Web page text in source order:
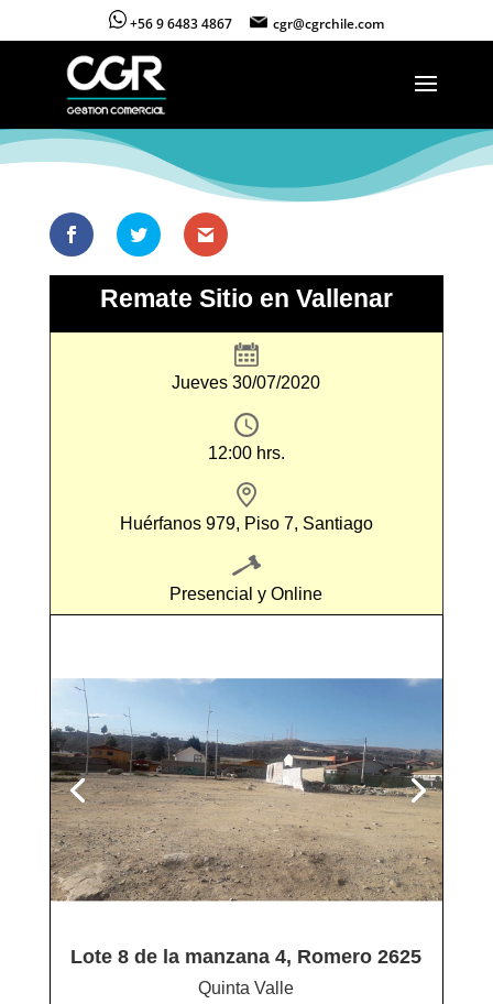
+56 9 6483 4867 cgr@cgrchile.com
Remate Sitio en Vallenar
Jueves 30/07/2020
12:00 hrs.
Huérfanos 979, Piso 7, Santiago
Presencial y Online
Lote 8 de la manzana 4, Romero 2625
Quinta Valle